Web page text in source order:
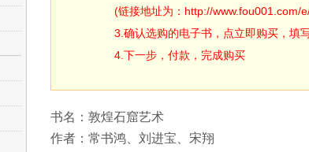
(链接地址为：http://www.fou001.com/
3.确认选购的电子书，点立即购买，填
4.下一步，付款，完成购买
书名：敦煌石窟艺术
作者：常书鸿、刘进宝、宋翔